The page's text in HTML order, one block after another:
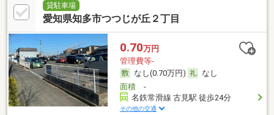
貸駐車場
愛知県知多市つつじが丘２丁目
0.70万円
管理費等-
なし(0.70万円)
なし
面積-
名鉄常滑線 古見駅 徒歩24分
その他の交通